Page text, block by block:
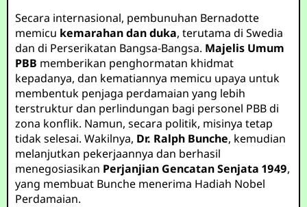
Secara internasional, pembunuhan Bernadotte
memicu kemarahan dan duka, terutama di Swedia
dan di Perserikatan Bangsa-Bangsa. Majelis Umum
PBB memberikan penghormatan khidmat
kepadanya, dan kematiannya memicu upaya untuk
membentuk penjaga perdamaian yang lebih
terstruktur dan perlindungan bagi personel PBB di
zona konflik. Namun, secara politik, misinya tetap
tidak selesai. Wakilnya, Dr. Ralph Bunche, kemudian
melanjutkan pekerjaannya dan berhasil
menegosiasikan Perjanjian Gencatan Senjata 1949,
yang membuat Bunche menerima Hadiah Nobel
Perdamaian.